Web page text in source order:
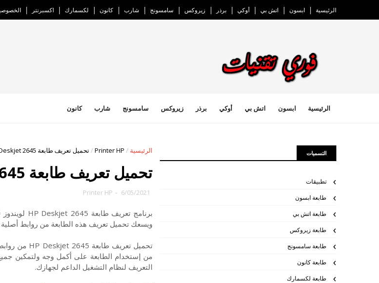
الرئيسية ابسون اتش بي أوكي برذر زيروكس سامسونج شارب كانون لكسمارك اكسبرنتر
الرئيسية ابسون اتش بي أوكي برذر زيروكس سامسونج شارب كانون
الرئيسية /
Printer HP
/تحميل تعريف طابعة HP Deskjet 2645
تحميل تعريف طابعة HP Deskjet 2645
6/05/2021
-
Printer HP
برنامج تعريف طابعة HP Deskjet 2645 لويندوز 7/8/10 32 بت و 64 بت وماك، و
ويسعك تحميل تعريف هذه الطابعة من روابط
من إستخدام الطابعة على أكمل وجه ولتمكين
التعريف لنظام التشغيل الداعم لجهازك.
التسميات
تطبيقات
طابعة ابسون
طابعة اتش بي
طابعة زيروكس
طابعة سامسونج
طابعة كانون
طابعة لكسمارك